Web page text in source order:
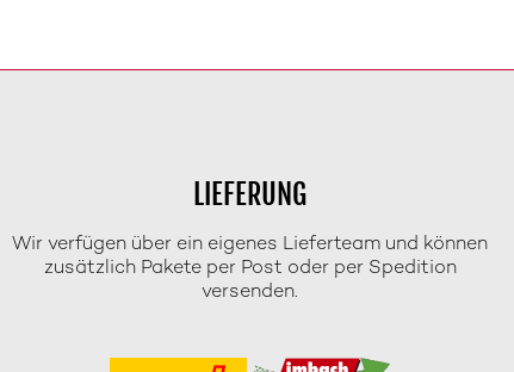
LIEFERUNG
Wir verfügen über ein eigenes Lieferteam und können
zusätzlich Pakete per Post oder per Spedition
versenden.